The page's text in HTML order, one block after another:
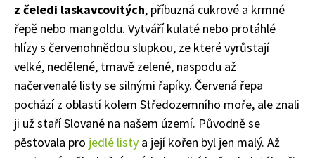
z čeledi laskavcovitých, příbuzná cukrové a krmné
řepě nebo mangoldu. Vytváří kulaté nebo protáhlé
hlízy s červenohnědou slupkou, ze které vyrůstají
velké, nedělené, tmavě zelené, naspodu až
načervenalé listy se silnými řapíky. Červená řepa
pochází z oblastí kolem Středozemního moře, ale znali
ji už staří Slované na našem území. Původně se
pěstovala pro jedlé listy a její kořen byl jen malý. Až